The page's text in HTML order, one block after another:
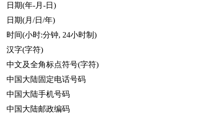
日期(年-月-日)
日期(月/日/年)
时间(小时:分钟, 24小时制)
汉字(字符)
中文及全角标点符号(字符)
中国大陆固定电话号码
中国大陆手机号码
中国大陆邮政编码